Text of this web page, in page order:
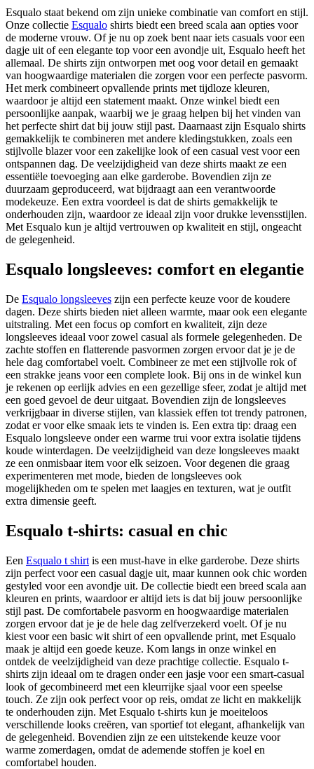
Esqualo staat bekend om zijn unieke combinatie van comfort en stijl.
Onze collectie Esqualo shirts biedt een breed scala aan opties voor
de moderne vrouw. Of je nu op zoek bent naar iets casuals voor een
dagje uit of een elegante top voor een avondje uit, Esqualo heeft het
allemaal. De shirts zijn ontworpen met oog voor detail en gemaakt
van hoogwaardige materialen die zorgen voor een perfecte pasvorm.
Het merk combineert opvallende prints met tijdloze kleuren,
waardoor je altijd een statement maakt. Onze winkel biedt een
persoonlijke aanpak, waarbij we je graag helpen bij het vinden van
het perfecte shirt dat bij jouw stijl past. Daarnaast zijn Esqualo shirts
gemakkelijk te combineren met andere kledingstukken, zoals een
stijlvolle blazer voor een zakelijke look of een casual vest voor een
ontspannen dag. De veelzijdigheid van deze shirts maakt ze een
essentiële toevoeging aan elke garderobe. Bovendien zijn ze
duurzaam geproduceerd, wat bijdraagt aan een verantwoorde
modekeuze. Een extra voordeel is dat de shirts gemakkelijk te
onderhouden zijn, waardoor ze ideaal zijn voor drukke levensstijlen.
Met Esqualo kun je altijd vertrouwen op kwaliteit en stijl, ongeacht
de gelegenheid.
Esqualo longsleeves: comfort en elegantie
De Esqualo longsleeves zijn een perfecte keuze voor de koudere
dagen. Deze shirts bieden niet alleen warmte, maar ook een elegante
uitstraling. Met een focus op comfort en kwaliteit, zijn deze
longsleeves ideaal voor zowel casual als formele gelegenheden. De
zachte stoffen en flatterende pasvormen zorgen ervoor dat je je de
hele dag comfortabel voelt. Combineer ze met een stijlvolle rok of
een strakke jeans voor een complete look. Bij ons in de winkel kun
je rekenen op eerlijk advies en een gezellige sfeer, zodat je altijd met
een goed gevoel de deur uitgaat. Bovendien zijn de longsleeves
verkrijgbaar in diverse stijlen, van klassiek effen tot trendy patronen,
zodat er voor elke smaak iets te vinden is. Een extra tip: draag een
Esqualo longsleeve onder een warme trui voor extra isolatie tijdens
koude winterdagen. De veelzijdigheid van deze longsleeves maakt
ze een onmisbaar item voor elk seizoen. Voor degenen die graag
experimenteren met mode, bieden de longsleeves ook
mogelijkheden om te spelen met laagjes en texturen, wat je outfit
extra dimensie geeft.
Esqualo t-shirts: casual en chic
Een Esqualo t shirt is een must-have in elke garderobe. Deze shirts
zijn perfect voor een casual dagje uit, maar kunnen ook chic worden
gestyled voor een avondje uit. De collectie biedt een breed scala aan
kleuren en prints, waardoor er altijd iets is dat bij jouw persoonlijke
stijl past. De comfortabele pasvorm en hoogwaardige materialen
zorgen ervoor dat je je de hele dag zelfverzekerd voelt. Of je nu
kiest voor een basic wit shirt of een opvallende print, met Esqualo
maak je altijd een goede keuze. Kom langs in onze winkel en
ontdek de veelzijdigheid van deze prachtige collectie. Esqualo t-
shirts zijn ideaal om te dragen onder een jasje voor een smart-casual
look of gecombineerd met een kleurrijke sjaal voor een speelse
touch. Ze zijn ook perfect voor op reis, omdat ze licht en makkelijk
te onderhouden zijn. Met Esqualo t-shirts kun je moeiteloos
verschillende looks creëren, van sportief tot elegant, afhankelijk van
de gelegenheid. Bovendien zijn ze een uitstekende keuze voor
warme zomerdagen, omdat de ademende stoffen je koel en
comfortabel houden.